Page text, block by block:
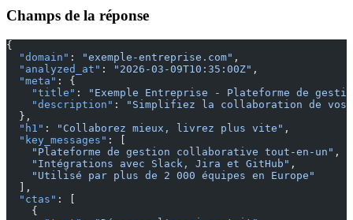
Champs de la réponse
{
  "domain"
: "exemple-entreprise.com" ,
  "analyzed_at"
: "2026-03-09T10:35:00Z" ,
  "meta"
: {
    "title"
:
"Exemple Entreprise - Plateforme de
    "description"
:
"Simplifiez la collaboration de vos
  },
  "h1"
: "Collaborez mieux, livrez plus vite" ,
  "key_messages"
: [
    "Plateforme de gestion collaborative tout-en-un"
,
    "Intégrations avec Slack, Jira et GitHub"
,
    "Utilisé par plus de 2 000 équipes en Europe"
  ],
  "ctas"
: [
    {